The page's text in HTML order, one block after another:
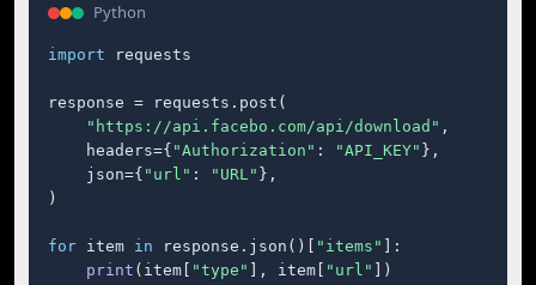
Python
import requests
response = requests.post(
"https://api.facebo.com/api/download" ,
    headers={
"Authorization" : "API_KEY" },
    json={
"url" : "URL" },
)
for item in response.json()[ "items"
]:
print (item[ "type" ], item[ "url" ])